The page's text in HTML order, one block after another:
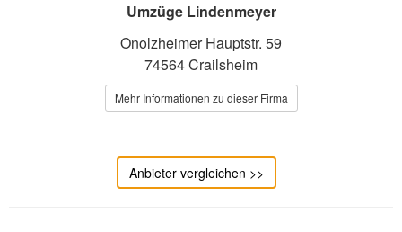
Umzüge Lindenmeyer
Onolzheimer Hauptstr. 59
74564 Crailsheim
Mehr Informationen zu dieser Firma
Anbieter vergleichen >>